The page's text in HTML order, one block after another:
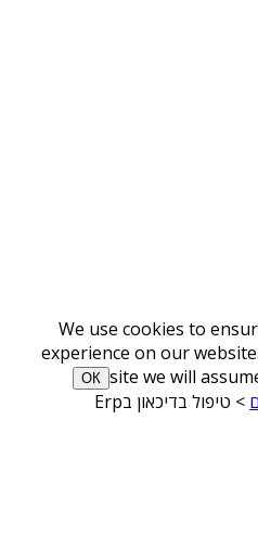
We use cookies to
experience on our
site we will
ОК
> טיפול בדיכאון בErp